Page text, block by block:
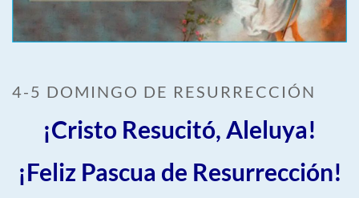
4-5 DOMINGO DE RESURRECCIÓN
¡Cristo Resucitó, Aleluya!
¡Feliz Pascua de Resurrección!